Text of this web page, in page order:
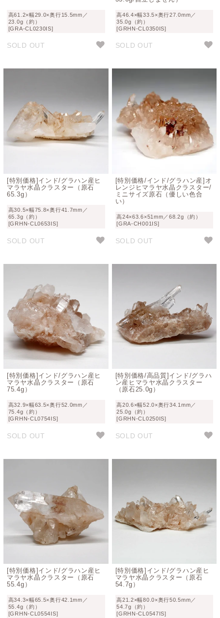
高61.2×幅29.0×奥行15.5mm／
23.0g（約）
[GRA-CL0230IS]
SOLD OUT
高46.4×幅33.5×奥行27.0mm／
35.0g（約）
[GRHN-CL0350IS]
SOLD OUT
[特別価格]インド/グラハン産ヒ
マラヤ水晶クラスター（原石
65.3g）
高30.5×幅75.8×奥行41.7mm／
65.3g（約）
[GRHN-CL0653IS]
SOLD OUT
[特別価格/インド/グラハン産]オ
レンジヒマラヤ水晶クラスター/
ミニサイズ原石（優しい色合
い）
高24×63.6×51mm／68.2g（約）
[GRA-CH001IS]
SOLD OUT
[特別価格]インド/グラハン産ヒ
マラヤ水晶クラスター（原石
75.4g）
高32.9×幅63.5×奥行52.0mm／
75.4g（約）
[GRHN-CL0754IS]
SOLD OUT
[特別価格/高品質]インド/グラハ
ン産ヒマラヤ水晶クラスター
（原石25.0g）
高20.6×幅52.0×奥行34.1mm／
25.0g（約）
[GRHN-CL0250IS]
SOLD OUT
[特別価格]インド/グラハン産ヒ
マラヤ水晶クラスター（原石
55.4g）
高34.3×幅65.5×奥行42.1mm／
55.4g（約）
[GRHN-CL0554IS]
[特別価格]インド/グラハン産ヒ
マラヤ水晶クラスター（原石
54.7g）
高21.2×幅80.0×奥行50.5mm／
54.7g（約）
[GRHN-CL0547IS]